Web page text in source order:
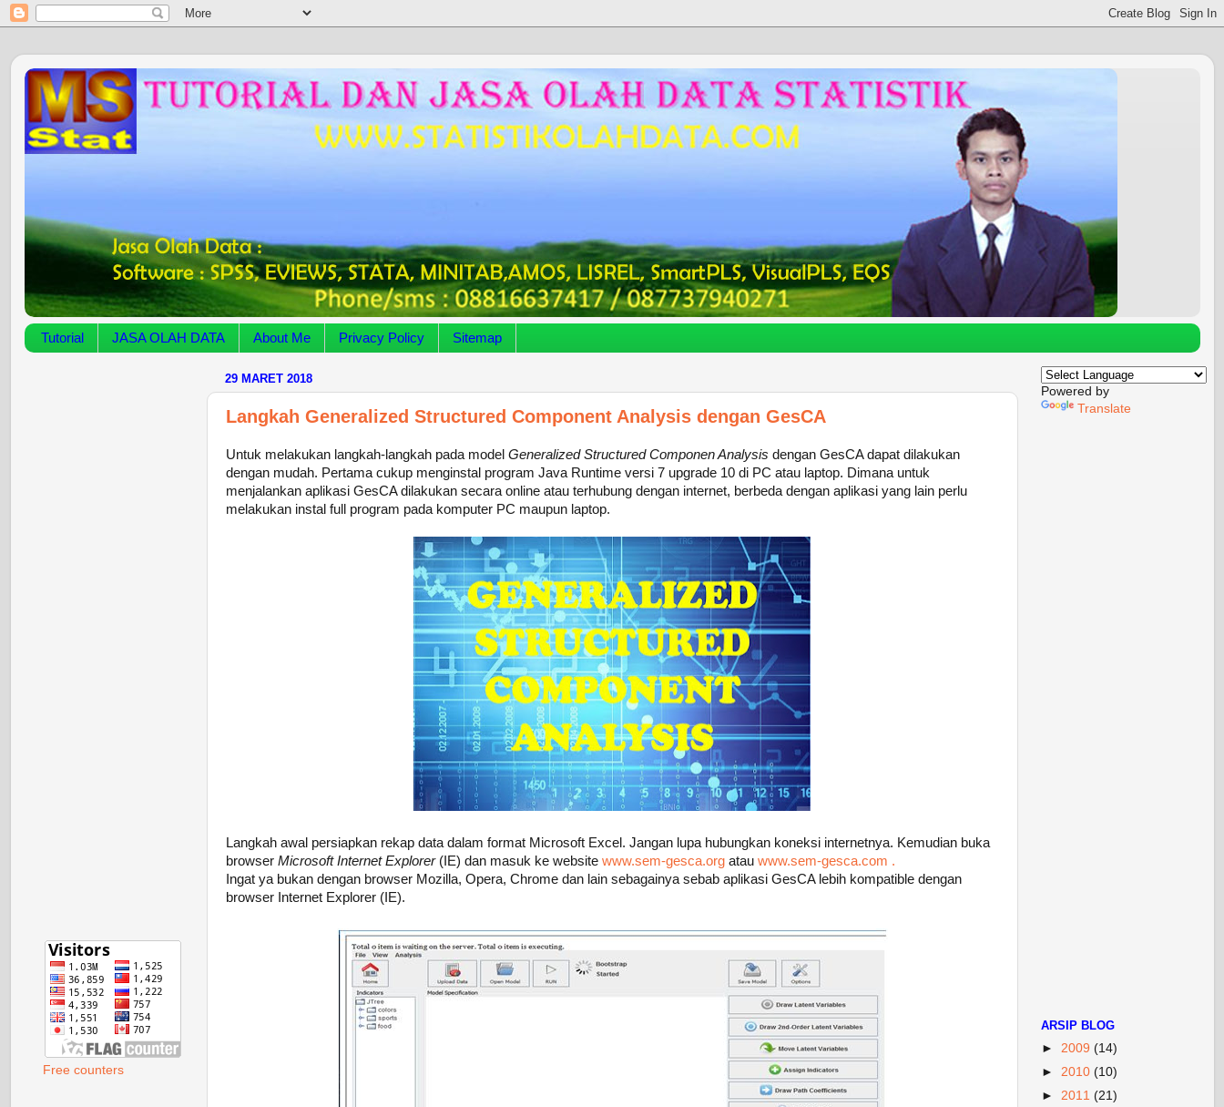
Tutorial JASA OLAH DATA About Me Privacy Policy Sitemap
29 MARET 2018
Langkah Generalized Structured Component Analysis dengan GesCA
Untuk melakukan langkah-langkah pada model Generalized Structured Componen Analysis dengan GesCA dapat dilakukan
dengan mudah. Pertama cukup menginstal program Java Runtime versi 7 upgrade 10 di PC atau laptop. Dimana untuk
menjalankan aplikasi GesCA dilakukan secara online atau terhubung dengan internet, berbeda dengan aplikasi yang lain perlu
melakukan instal full program pada komputer PC maupun laptop.
Langkah awal persiapkan rekap data dalam format Microsoft Excel. Jangan lupa hubungkan koneksi internetnya. Kemudian buka
browser Microsoft Internet Explorer(IE) dan masuk ke website www.sem-gesca.orgatau www.sem-gesca.com .
Ingat ya bukan dengan browser Mozilla, Opera, Chrome dan lain sebagainya sebab aplikasi GesCA lebih kompatible dengan
browser Internet Explorer (IE).
Free counters
Powered by
Translate
ARSIP BLOG
► 2009 (14)
► 2010 (10)
► 2011 (21)